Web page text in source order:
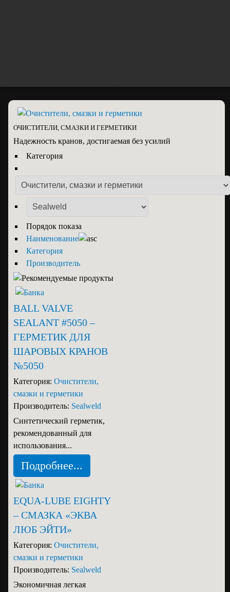
ОЧИСТИТЕЛИ, СМАЗКИ И ГЕРМЕТИКИ
Надежность кранов, достигаемая без усилий
Категория
Порядок показа
Наименование
Категория
Производитель
BALL VALVE
SEALANT #5050 –
ГЕРМЕТИК ДЛЯ
ШАРОВЫХ КРАНОВ
№5050
Категория: Очистители,
смазки и герметики
Производитель: Sealweld
Синтетический герметик,
рекомендованный для
использования...
Подробнее...
EQUA-LUBE EIGHTY
– СМАЗКА «ЭКВА
ЛЮБ ЭЙТИ»
Категория: Очистители,
смазки и герметики
Производитель: Sealweld
Экономичная легкая